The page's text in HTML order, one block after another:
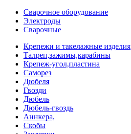
Сварочное оборудование
Электроды
Сварочные
Крепежи и такелажные изделия
Талреп,зажимы,карабины
Крепеж-угол,пластина
Саморез
Дюбеля
Гвозди
Дюбель
Дюбель-гвоздь
Аннкера,
Скобы